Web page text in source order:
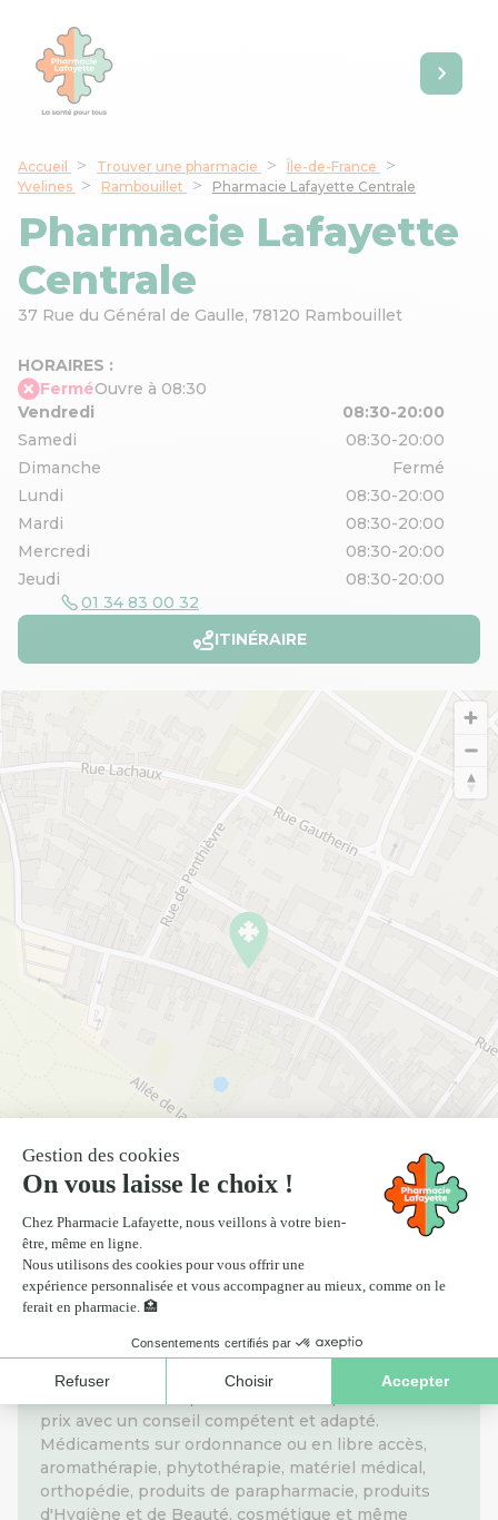
Accueil Trouver une pharmacie
Île-de-France
Yvelines
Rambouillet Pharmacie Lafayette Centrale
Pharmacie Lafayette
Centrale
37 Rue du Général de Gaulle, 78120 Rambouillet
HORAIRES :
FerméOuvre à 08:30
Vendredi
08:30-20:00
Samedi
08:30-20:00
Dimanche
Fermé
Lundi
08:30-20:00
Mardi
08:30-20:00
Mercredi
08:30-20:00
Jeudi
08:30-20:00
01 34 83 00 32
ITINÉRAIRE
Nos informations pratiques
fait partie du réseau Pharmacie Lafayette. A travers
notre engagement La Santé pour tous, nous
prix avec un conseil compétent et adapté.
Médicaments sur ordonnance ou en libre accès,
aromathérapie, phytothérapie, matériel médical,
orthopédie, produits de parapharmacie, produits
d'Hygiène et de Beauté, cosmétique et même